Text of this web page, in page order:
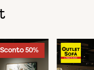
Sconto 50%